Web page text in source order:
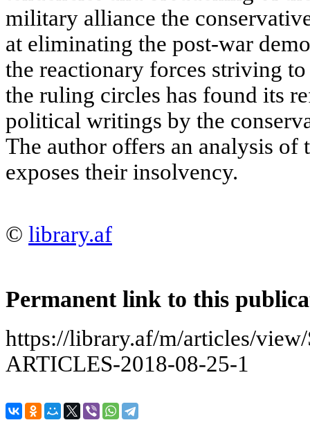
military alliance the
at eliminating the post-war
the reactionary forces striving
the ruling circles has found its
political writings by the
The author offers an analysis of
exposes their insolvency.
© library.af
Permanent link to this
https://library.af/m/articles/
ARTICLES-2018-08-25-1